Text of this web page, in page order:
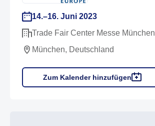
14.–16. Juni 2023
Trade Fair Center Messe München
München, Deutschland
Zum Kalender hinzufügen